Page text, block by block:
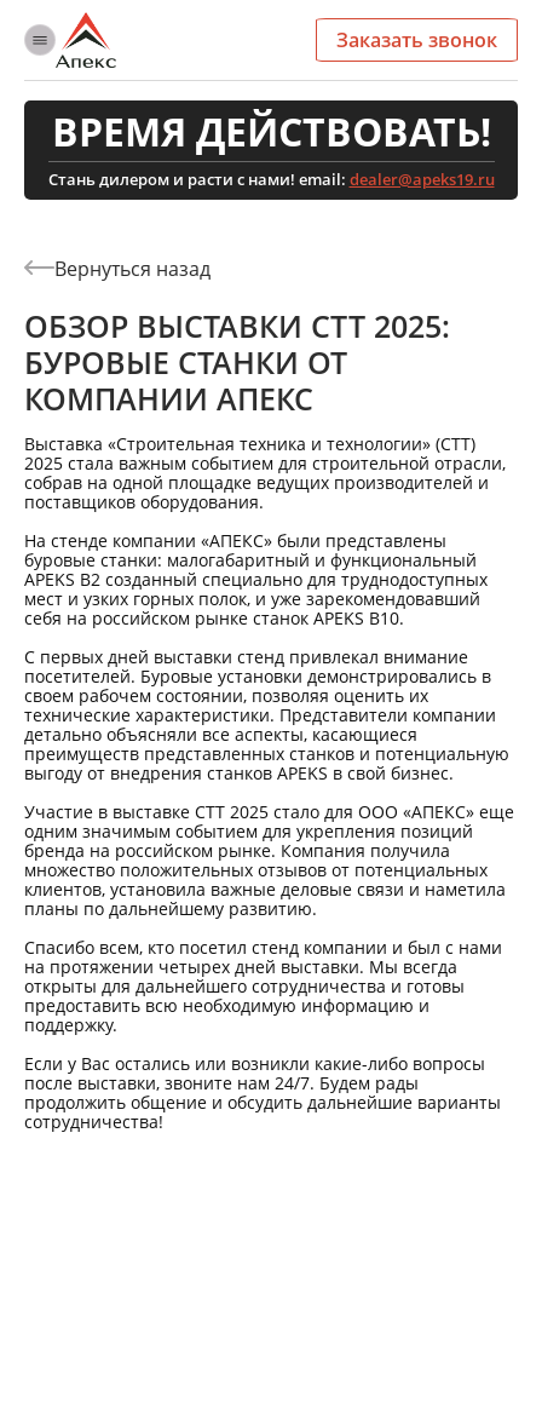
Заказать звонок
ВРЕМЯ ДЕЙСТВОВАТЬ!
Стань дилером и расти с нами! email: dealer@apeks19.ru
ОБЗОР ВЫСТАВКИ СТТ 2025:
БУРОВЫЕ СТАНКИ ОТ
КОМПАНИИ АПЕКС
Выставка «Строительная техника и технологии» (СТТ)
2025 стала важным событием для строительной отрасли,
собрав на одной площадке ведущих производителей и
поставщиков оборудования.
На стенде компании «АПЕКС» были представлены
буровые станки: малогабаритный и функциональный
APEKS B2 созданный специально для труднодоступных
мест и узких горных полок, и уже зарекомендовавший
себя на российском рынке станок APEKS B10.
С первых дней выставки стенд привлекал внимание
посетителей. Буровые установки демонстрировались в
своем рабочем состоянии, позволяя оценить их
технические характеристики. Представители компании
детально объясняли все аспекты, касающиеся
преимуществ представленных станков и потенциальную
выгоду от внедрения станков APEKS в свой бизнес.
Участие в выставке СТТ 2025 стало для ООО «АПЕКС» еще
одним значимым событием для укрепления позиций
бренда на российском рынке. Компания получила
множество положительных отзывов от потенциальных
клиентов, установила важные деловые связи и наметила
планы по дальнейшему развитию.
Спасибо всем, кто посетил стенд компании и был с нами
на протяжении четырех дней выставки. Мы всегда
открыты для дальнейшего сотрудничества и готовы
предоставить всю необходимую информацию и
поддержку.
Если у Вас остались или возникли какие-либо вопросы
после выставки, звоните нам 24/7. Будем рады
продолжить общение и обсудить дальнейшие варианты
сотрудничества!